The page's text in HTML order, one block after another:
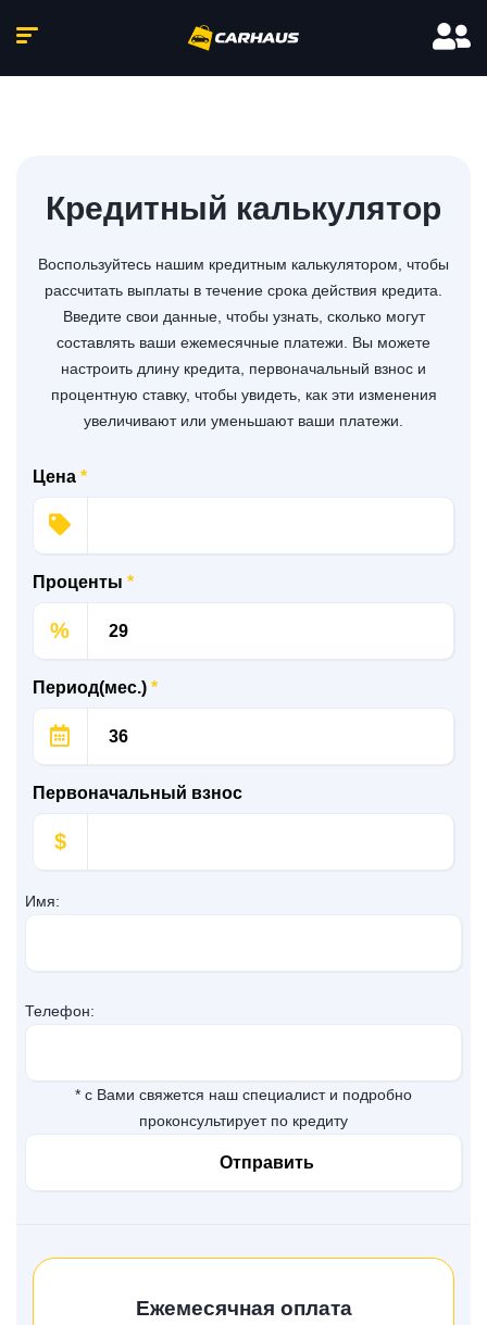
Кредитный калькулятор
Воспользуйтесь нашим кредитным калькулятором, чтобы
рассчитать выплаты в течение срока действия кредита.
Введите свои данные, чтобы узнать, сколько могут
составлять ваши ежемесячные платежи. Вы можете
настроить длину кредита, первоначальный взнос и
процентную ставку, чтобы увидеть, как эти изменения
увеличивают или уменьшают ваши платежи.
Цена *
Проценты *
%
Период(мес.) *
Первоначальный взнос
$
Имя:
Телефон:
* с Вами свяжется наш специалист и подробно
проконсультирует по кредиту
Ежемесячная оплата